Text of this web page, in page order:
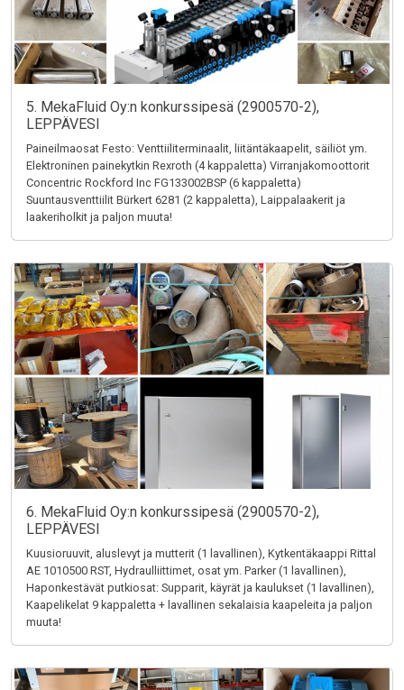
5. MekaFluid Oy:n konkurssipesä (2900570-2),
LEPPÄVESI
Paineilmaosat Festo: Venttiiliterminaalit, liitäntäkaapelit, säiliöt ym.
Elektroninen painekytkin Rexroth (4 kappaletta) Virranjakomoottorit
Concentric Rockford Inc FG133002BSP (6 kappaletta)
Suuntausventtiilit Bürkert 6281 (2 kappaletta), Laippalaakerit ja
laakeriholkit ja paljon muuta!
6. MekaFluid Oy:n konkurssipesä (2900570-2),
LEPPÄVESI
Kuusioruuvit, aluslevyt ja mutterit (1 lavallinen), Kytkentäkaappi Rittal
AE 1010500 RST, Hydraulliittimet, osat ym. Parker (1 lavallinen),
Haponkestävät putkiosat: Supparit, käyrät ja kaulukset (1 lavallinen),
Kaapelikelat 9 kappaletta + lavallinen sekalaisia kaapeleita ja paljon
muuta!